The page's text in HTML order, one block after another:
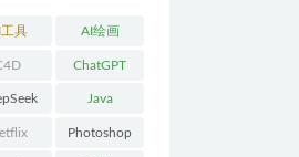
具 AI绘画
ChatGPT
Java
Photoshop